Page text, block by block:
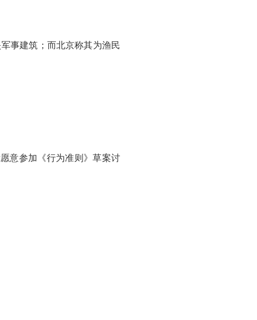
事建筑；而北京称其为渔民
意参加《行为准则》草案讨